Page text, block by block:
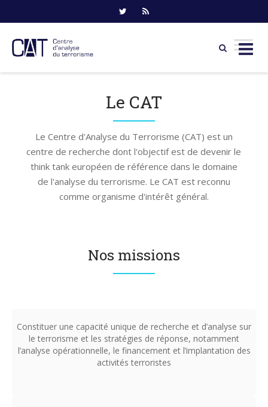
Le CAT
Le Centre d'Analyse du Terrorisme (CAT) est un
centre de recherche dont l'objectif est de devenir le
think tank européen de référence dans le domaine
de l'analyse du terrorisme. Le CAT est reconnu
comme organisme d'intérêt général.
Nos missions
Constituer une capacité unique de recherche et d’analyse sur
le terrorisme et les stratégies de réponse, notamment
l’analyse opérationnelle, le financement et l’implantation des
activités terroristes